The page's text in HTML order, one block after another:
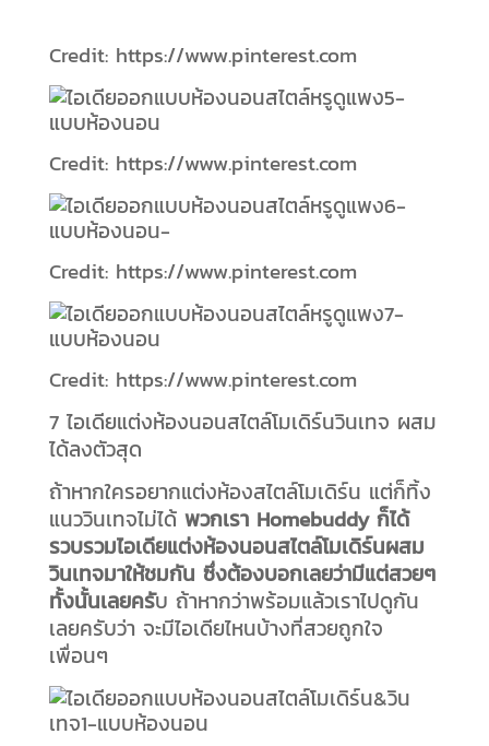
Credit: https://www.pinterest.com
Credit: https://www.pinterest.com
Credit: https://www.pinterest.com
Credit: https://www.pinterest.com
7 ไอเดียแต่งห้องนอนสไตล์โมเดิร์นวินเทจ ผสม
ได้ลงตัวสุด
ถ้าหากใครอยากแต่งห้องสไตล์โมเดิร์น แต่ก็ทิ้ง
แนววินเทจไม่ได้ พวกเรา Homebuddy ก็ได้
รวบรวมไอเดียแต่งห้องนอนสไตล์โมเดิร์นผสม
วินเทจมาให้ชมกัน ซึ่งต้องบอกเลยว่ามีแต่สวยๆ
ทั้งนั้นเลยครับ ถ้าหากว่าพร้อมแล้วเราไปดูกัน
เลยครับว่า จะมีไอเดียไหนบ้างที่สวยถูกใจ
เพื่อนๆ